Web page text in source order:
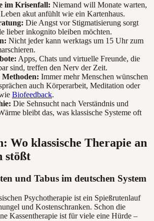
im Krisenfall: Niemand will Monate warten,
akut anfühlt wie ein Kartenhaus.
Die Angst vor Stigmatisierung sorgt
lieber inkognito bleiben möchten.
Nicht jeder kann werktags um 15 Uhr zum
Apps, Chats und virtuelle Freunde, die
sind, treffen den Nerv der Zeit.
Methoden: Immer mehr Menschen wünschen
auch Körperarbeit, Meditation oder
Biofeedback.
Die Sehnsucht nach Verständnis und
bleibt das, was klassische Systeme oft
Wo klassische Therapie an
stößt
und Tabus im deutschen System
Psychotherapie ist ein Spießrutenlauf
und Kostenschranken. Schon die
Kassentherapie ist für viele eine Hürde –